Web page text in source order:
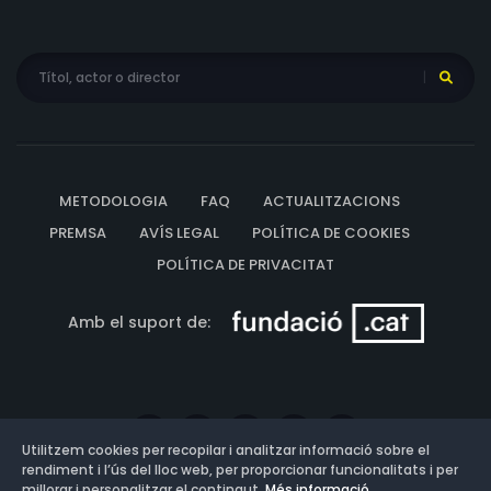
METODOLOGIA FAQ
ACTUALITZACIONS
PREMSA
AVÍS LEGAL
POLÍTICA DE COOKIES
POLÍTICA DE PRIVACITAT
Amb el suport de:
Utilitzem cookies per recopilar i analitzar informació sobre el
rendiment i l’ús del lloc web, per proporcionar funcionalitats i per